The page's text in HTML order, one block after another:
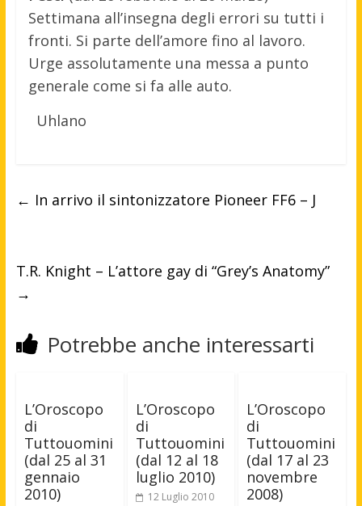
Settimana all’insegna degli errori su tutti i
fronti. Si parte dell’amore fino al lavoro.
Urge assolutamente una messa a punto
generale come si fa alle auto.
Uhlano
← In arrivo il sintonizzatore Pioneer FF6 – J
T.R. Knight – L’attore gay di “Grey’s Anatomy”
→
Potrebbe anche interessarti
L’Oroscopo
di
Tuttouomini
(dal 25 al 31
gennaio
2010)
L’Oroscopo
di
Tuttouomini
(dal 12 al 18
luglio 2010)
12 Luglio 2010
L’Oroscopo
di
Tuttouomini
(dal 17 al 23
novembre
2008)